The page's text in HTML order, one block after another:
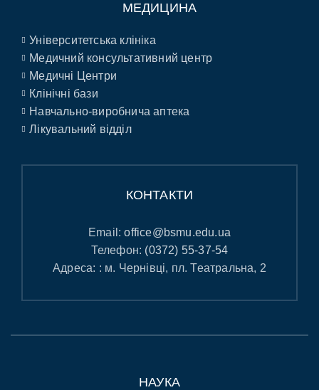
МЕДИЦИНА
Університетська клініка
Медичний консультативний центр
Медичні Центри
Клінічні бази
Навчально-виробнича аптека
Лікувальний відділ
КОНТАКТИ
Email:office@bsmu.edu.ua
Телефон: (0372) 55-37-54
Адреса: : м. Чернівці, пл. Театральна, 2
НАУКА